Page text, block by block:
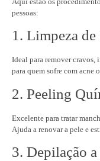
pessoas:
1. Limpeza
Ideal para remover cravos,
para quem sofre com acne
2. Peeling
Excelente para tratar
Ajuda a renovar a pele e
3. Depilação